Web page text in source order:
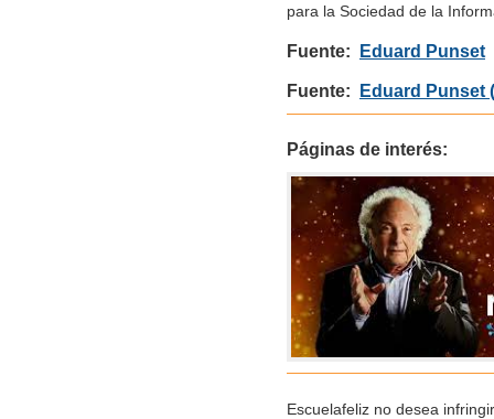
para la Sociedad de la
Fuente: Eduard Punset
Fuente: Eduard Punset
Páginas de interés:
Escuelafeliz no desea